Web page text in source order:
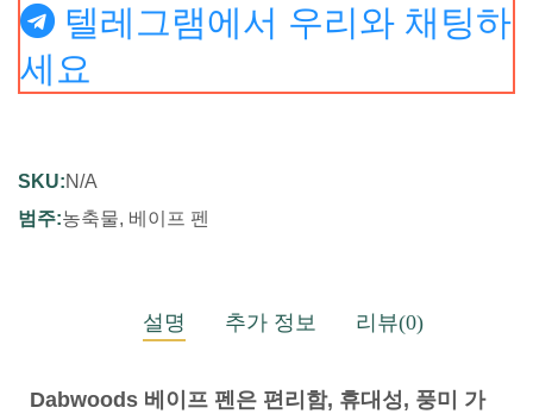
텔레그램에서 우리와 채팅하
세요
SKU:N/A
범주:농축물, 베이프 펜
설명 추가 정보 리뷰(0)
Dabwoods 베이프 펜은 편리함, 휴대성, 풍미 가